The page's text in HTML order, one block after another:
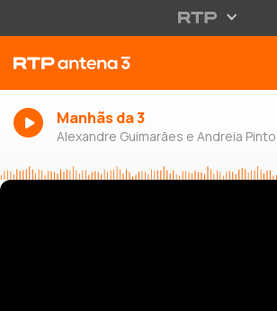
Manhãs da 3
Alexandre Guimarães e Andreia Pinto